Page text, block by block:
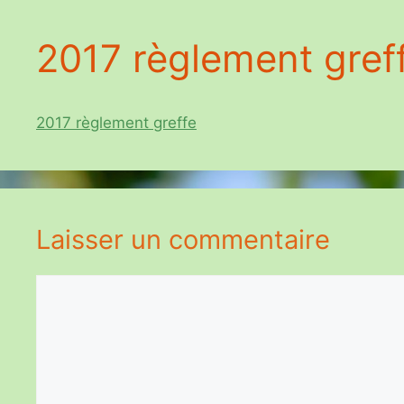
2017 règlement
2017 règlement greffe
Laisser un commentaire